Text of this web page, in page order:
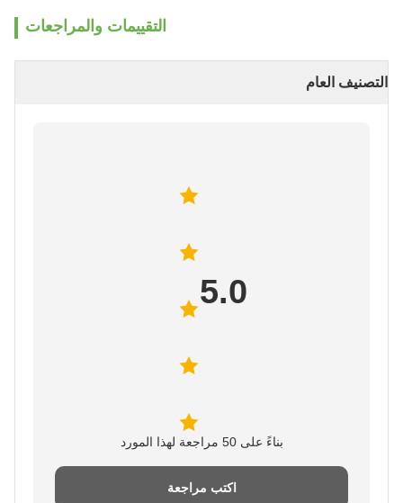
التقييمات والمراجعات
التصنيف العام
5.0
بناءً على 50 مراجعة لهذا المورد
اكتب مراجعة